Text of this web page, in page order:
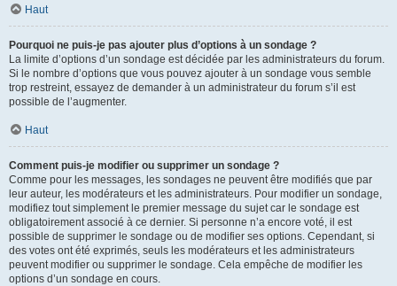
Haut
Pourquoi ne puis-je pas ajouter plus d’options à un sondage ?
La limite d’options d’un sondage est décidée par les administrateurs du forum.
Si le nombre d’options que vous pouvez ajouter à un sondage vous semble
trop restreint, essayez de demander à un administrateur du forum s’il est
possible de l’augmenter.
Haut
Comment puis-je modifier ou supprimer un sondage ?
Comme pour les messages, les sondages ne peuvent être modifiés que par
leur auteur, les modérateurs et les administrateurs. Pour modifier un sondage,
modifiez tout simplement le premier message du sujet car le sondage est
obligatoirement associé à ce dernier. Si personne n’a encore voté, il est
possible de supprimer le sondage ou de modifier ses options. Cependant, si
des votes ont été exprimés, seuls les modérateurs et les administrateurs
peuvent modifier ou supprimer le sondage. Cela empêche de modifier les
options d’un sondage en cours.